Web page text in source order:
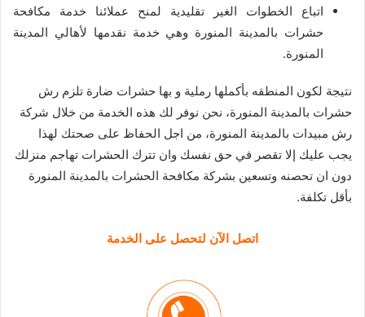
اتباع الخطوات الغير تقليدية لمنح عملائنا خدمة مكافحة
حشرات بالمدينة المنورة وهي خدمة نقدمها لأهالي المدينة
المنورة.
نتيجة لكون المنطقه بأكملها رملية و بها حشرات ضارة تلزم رش
حشرات بالمدينة المنورة، نحن نوفر لك هذه الخدمة من خلال شركة
رش مبيدات بالمدينة المنورة، من اجل الحفاظ على صحتك لهذا
يجب عليك إلا تقصر في حق نفسك وان تترك الحشرات تهاجم منزلك
دون ان تحصنه وتسعين بشركة مكافحة الحشرات بالمدينة المنورة
بأقل تكلفة.
اتصل الآن لتحصل على الخدمة